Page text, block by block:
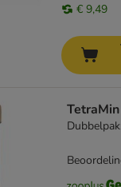
€ 9,49